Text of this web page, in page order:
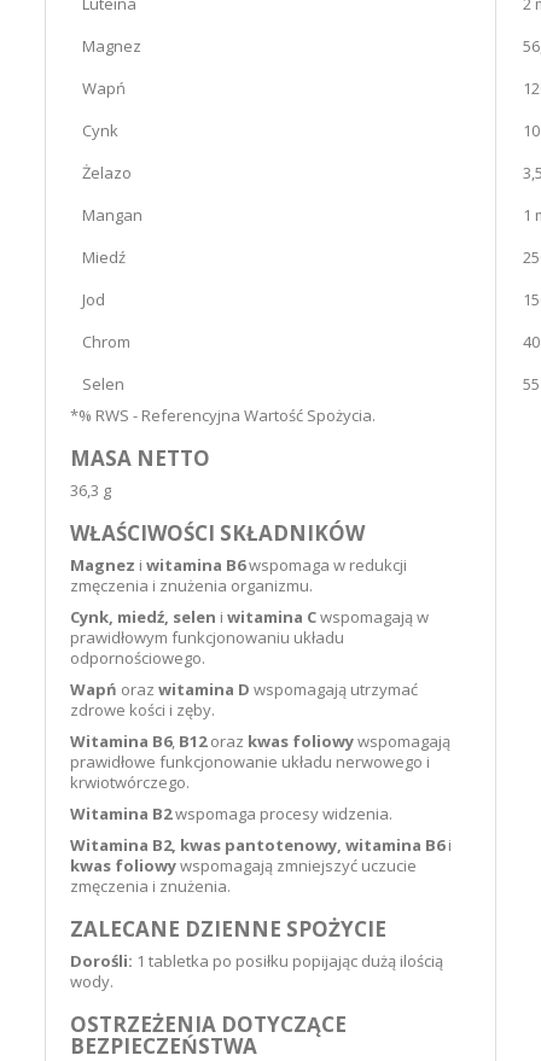
Magnez
Wapń
Cynk
Żelazo
Mangan
1
Miedź
Jod
Chrom
Selen
*% RWS - Referencyjna Wartość Spożycia.
MASA NETTO
36,3 g
WŁAŚCIWOŚCI SKŁADNIKÓW
Magnez i witamina B6wspomaga w redukcji
zmęczenia i znużenia organizmu.
Cynk, miedź, selen iwitamina Cwspomagają w
prawidłowym funkcjonowaniu układu
odpornościowego.
Wapń orazwitamina D wspomagają utrzymać
zdrowe kości i zęby.
Witamina B6, B12oraz kwas foliowywspomagają
prawidłowe funkcjonowanie układu nerwowego i
krwiotwórczego.
Witamina B2wspomaga procesy widzenia.
Witamina B2, kwas pantotenowy, witamina B6i
kwas foliowywspomagają zmniejszyć uczucie
zmęczenia i znużenia.
ZALECANE DZIENNE SPOŻYCIE
Dorośli: 1 tabletka po posiłku popijając dużą ilością
wody.
OSTRZEŻENIA DOTYCZĄCE
BEZPIECZEŃSTWA